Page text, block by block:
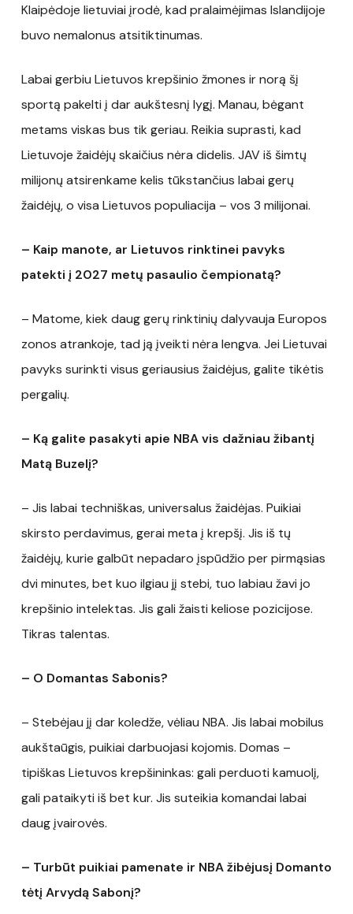
Klaipėdoje lietuviai įrodė, kad pralaimėjimas Islandijoje
buvo nemalonus atsitiktinumas.
Labai gerbiu Lietuvos krepšinio žmones ir norą šį
sportą pakelti į dar aukštesnį lygį. Manau, bėgant
metams viskas bus tik geriau. Reikia suprasti, kad
Lietuvoje žaidėjų skaičius nėra didelis. JAV iš šimtų
milijonų atsirenkame kelis tūkstančius labai gerų
žaidėjų, o visa Lietuvos populiacija – vos 3 milijonai.
– Kaip manote, ar Lietuvos rinktinei pavyks
patekti į 2027 metų pasaulio čempionatą?
– Matome, kiek daug gerų rinktinių dalyvauja Europos
zonos atrankoje, tad ją įveikti nėra lengva. Jei Lietuvai
pavyks surinkti visus geriausius žaidėjus, galite tikėtis
pergalių.
– Ką galite pasakyti apie NBA vis dažniau žibantį
Matą Buzelį?
– Jis labai techniškas, universalus žaidėjas. Puikiai
skirsto perdavimus, gerai meta į krepšį. Jis iš tų
žaidėjų, kurie galbūt nepadaro įspūdžio per pirmąsias
dvi minutes, bet kuo ilgiau jį stebi, tuo labiau žavi jo
krepšinio intelektas. Jis gali žaisti keliose pozicijose.
Tikras talentas.
– O Domantas Sabonis?
– Stebėjau jį dar koledže, vėliau NBA. Jis labai mobilus
aukštaūgis, puikiai darbuojasi kojomis. Domas –
tipiškas Lietuvos krepšininkas: gali perduoti kamuolį,
gali pataikyti iš bet kur. Jis suteikia komandai labai
daug įvairovės.
– Turbūt puikiai pamenate ir NBA žibėjusį Domanto
tėtį Arvydą Sabonį?